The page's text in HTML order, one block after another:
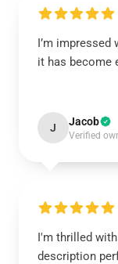
I’m
it has become
J Jacob
Verified
I'm thrilled
description